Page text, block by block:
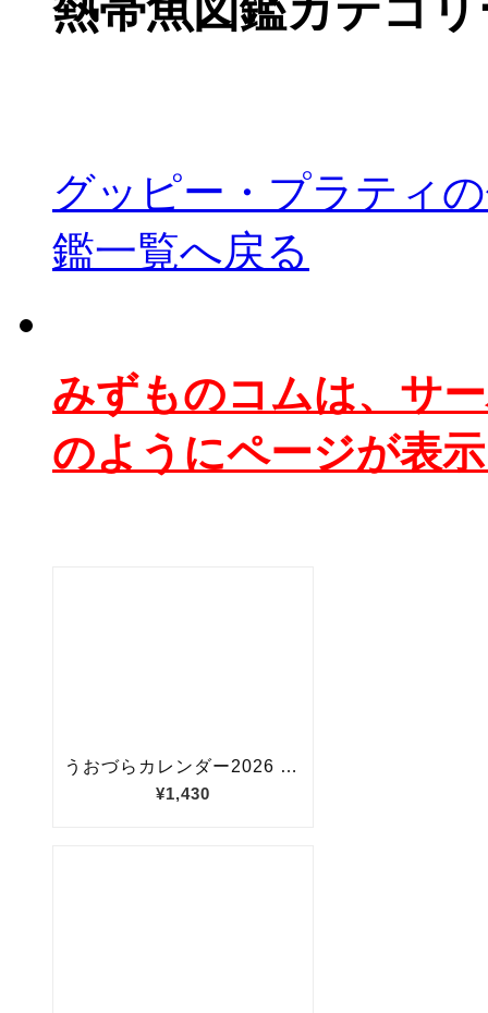
グッピー・プラティ
鑑一覧へ戻る
みずものコムは、サ
のようにページが表